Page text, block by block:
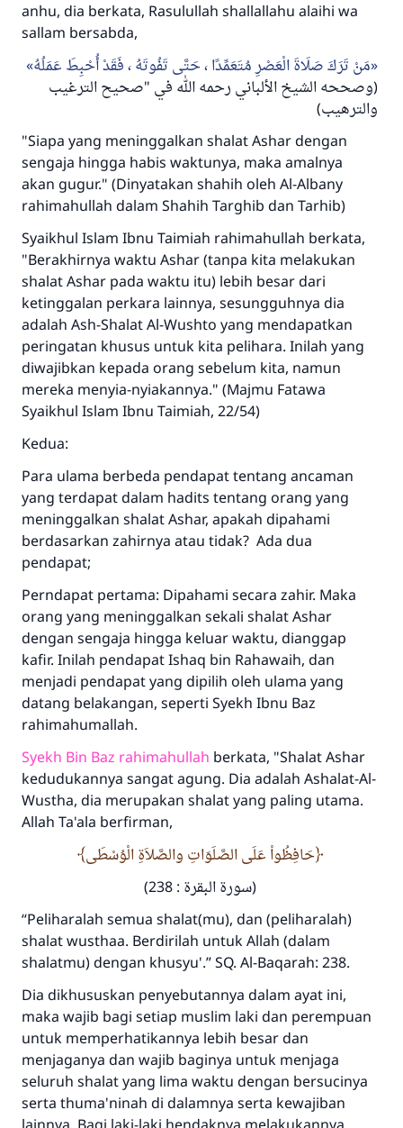
anhu, dia berkata, Rasulullah shallallahu alaihi wa
sallam bersabda,
مَنْ تَرَكَ صَلَاةَ الْعَصْرِ مُتَعَمِّدًا ، حَتَّى تَفُوتَهُ ، فَقَدْ أُحْبِطَ عَمَلُهُ
(وصححه الشيخ الألباني رحمه الله في "صحيح الترغيب
والترهيب)
"Siapa yang meninggalkan shalat Ashar dengan
sengaja hingga habis waktunya, maka amalnya
akan gugur." (Dinyatakan shahih oleh Al-Albany
rahimahullah dalam Shahih Targhib dan Tarhib)
Syaikhul Islam Ibnu Taimiah rahimahullah berkata,
"Berakhirnya waktu Ashar (tanpa kita melakukan
shalat Ashar pada waktu itu) lebih besar dari
ketinggalan perkara lainnya, sesungguhnya dia
adalah Ash-Shalat Al-Wushto yang mendapatkan
peringatan khusus untuk kita pelihara. Inilah yang
diwajibkan kepada orang sebelum kita, namun
mereka menyia-nyiakannya." (Majmu Fatawa
Syaikhul Islam Ibnu Taimiah, 22/54)
Kedua:
Para ulama berbeda pendapat tentang ancaman
yang terdapat dalam hadits tentang orang yang
meninggalkan shalat Ashar, apakah dipahami
berdasarkan zahirnya atau tidak? Ada dua
pendapat;
Perndapat pertama: Dipahami secara zahir. Maka
orang yang meninggalkan sekali shalat Ashar
dengan sengaja hingga keluar waktu, dianggap
kafir. Inilah pendapat Ishaq bin Rahawaih, dan
menjadi pendapat yang dipilih oleh ulama yang
datang belakangan, seperti Syekh Ibnu Baz
rahimahumallah.
Syekh Bin Baz rahimahullah berkata, "Shalat Ashar
kedudukannya sangat agung. Dia adalah Ashalat-Al-
Wustha, dia merupakan shalat yang paling utama.
Allah Ta'ala berfirman,
حَافِظُواْ عَلَى الصَّلَوَاتِ والصَّلاَةِ الْوُسْطَى
(سورة البقرة : 238)
“Peliharalah semua shalat(mu), dan (peliharalah)
shalat wusthaa. Berdirilah untuk Allah (dalam
shalatmu) dengan khusyu'.” SQ. Al-Baqarah: 238.
Dia dikhususkan penyebutannya dalam ayat ini,
maka wajib bagi setiap muslim laki dan perempuan
untuk memperhatikannya lebih besar dan
menjaganya dan wajib baginya untuk menjaga
seluruh shalat yang lima waktu dengan bersucinya
serta thuma'ninah di dalamnya serta kewajiban